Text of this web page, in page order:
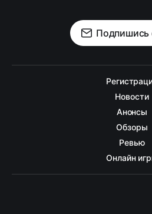
Подпишись
Новости
Анонсы
Обзоры
Ревью
Онлайн